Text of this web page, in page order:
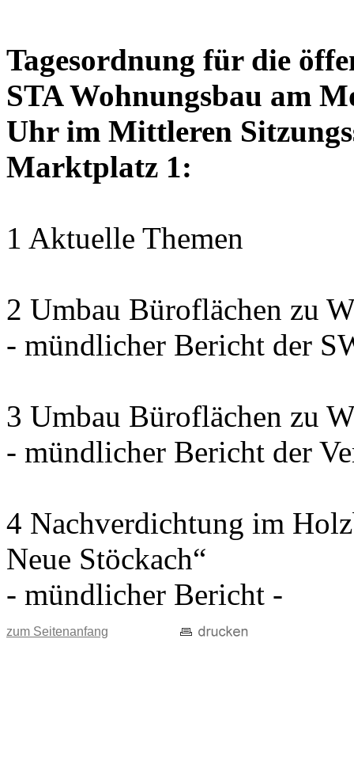
Tagesordnung für die
STA Wohnungsbau am
Uhr im Mittleren
Marktplatz 1:
1 Aktuelle Themen
2 Umbau Büroflächen zu
- mündlicher Bericht der
3 Umbau Büroflächen zu
- mündlicher Bericht der
4 Nachverdichtung im
Neue Stöckach“
- mündlicher Bericht -
zum Seitenanfang